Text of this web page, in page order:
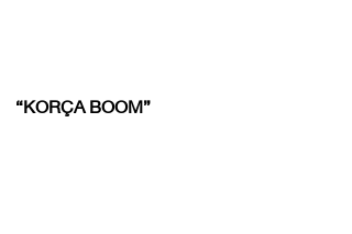
“KORÇA BOOM”